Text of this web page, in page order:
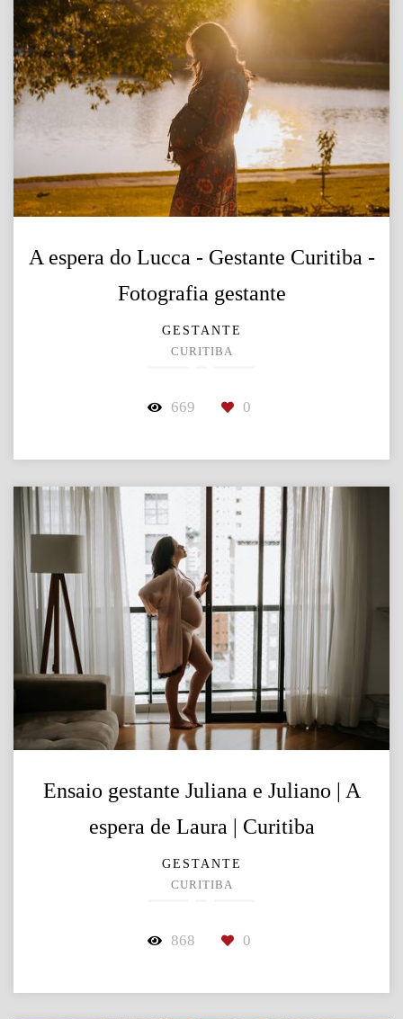
A espera do Lucca - Gestante Curitiba -
Fotografia gestante
GESTANTE
CURITIBA
669 0
Ensaio gestante Juliana e Juliano | A
espera de Laura | Curitiba
GESTANTE
CURITIBA
868 0